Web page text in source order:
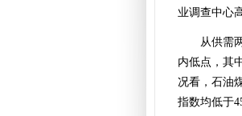
业调查中心
从供需
内低点，其
况看，石油
指数均低于